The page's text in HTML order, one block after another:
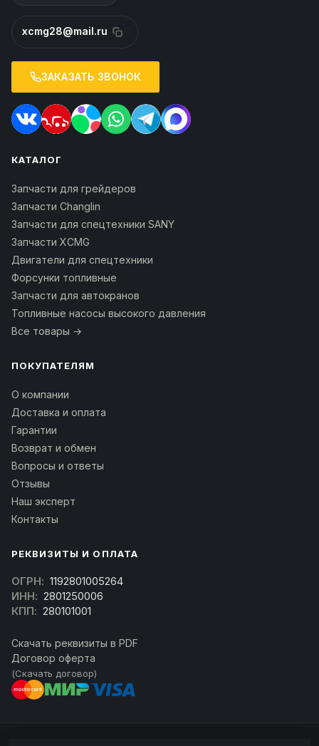
xcmg28@mail.ru
ЗАКАЗАТЬ ЗВОНОК
КАТАЛОГ
Запчасти для грейдеров
Запчасти Changlin
Запчасти для спецтехники SANY
Запчасти XCMG
Двигатели для спецтехники
Форсунки топливные
Запчасти для автокранов
Топливные насосы высокого давления
Все товары →
ПОКУПАТЕЛЯМ
О компании
Доставка и оплата
Гарантии
Возврат и обмен
Вопросы и ответы
Отзывы
Наш эксперт
Контакты
РЕКВИЗИТЫ И ОПЛАТА
ОГРН: 1192801005264
ИНН: 2801250006
КПП: 280101001
Скачать реквизиты в PDF
Договор оферта
(Скачать договор)